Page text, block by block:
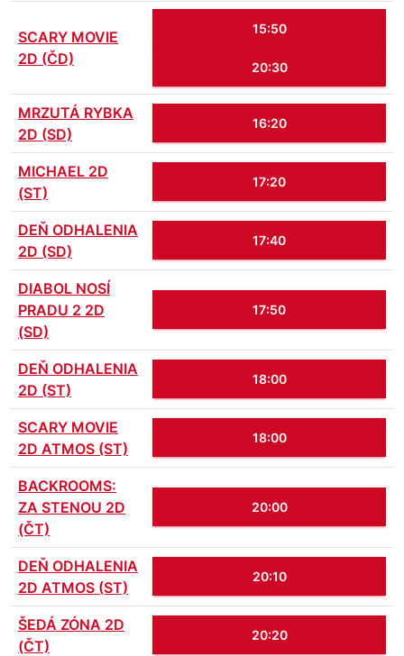
SCARY MOVIE
2D (ČD)
15:50
20:30
MRZUTÁ RYBKA
2D (SD)
16:20
MICHAEL 2D
(ST)
17:20
DEŇ ODHALENIA
2D (SD)
17:40
DIABOL NOSÍ
PRADU 2 2D
(SD)
17:50
DEŇ ODHALENIA
2D (ST)
18:00
SCARY MOVIE
2D ATMOS (ST)
18:00
BACKROOMS:
ZA STENOU 2D
(ČT)
20:00
DEŇ ODHALENIA
2D ATMOS (ST)
20:10
ŠEDÁ ZÓNA 2D
(ČT)
20:20